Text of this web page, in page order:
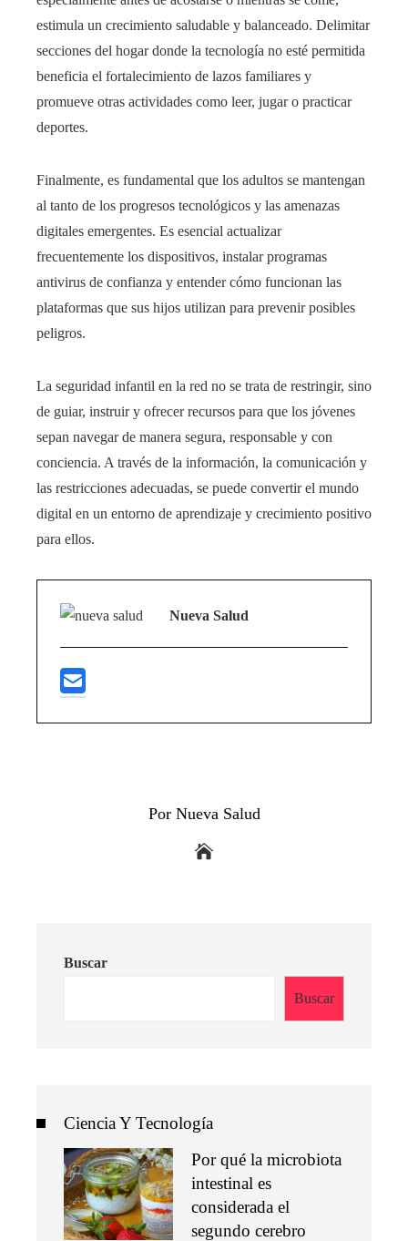
estimula un crecimiento saludable y balanceado. Delimitar
secciones del hogar donde la tecnología no esté permitida
beneficia el fortalecimiento de lazos familiares y
promueve otras actividades como leer, jugar o practicar
deportes.
Finalmente, es fundamental que los adultos se mantengan
al tanto de los progresos tecnológicos y las amenazas
digitales emergentes. Es esencial actualizar
frecuentemente los dispositivos, instalar programas
antivirus de confianza y entender cómo funcionan las
plataformas que sus hijos utilizan para prevenir posibles
peligros.
La seguridad infantil en la red no se trata de restringir, sino
de guiar, instruir y ofrecer recursos para que los jóvenes
sepan navegar de manera segura, responsable y con
conciencia. A través de la información, la comunicación y
las restricciones adecuadas, se puede convertir el mundo
digital en un entorno de aprendizaje y crecimiento positivo
para ellos.
Nueva Salud
Por Nueva Salud
Buscar
Buscar
Ciencia Y Tecnología
Por qué la microbiota
intestinal es
considerada el
segundo cerebro